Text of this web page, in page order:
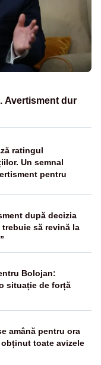
Avertisment dur
ratingul
Un semnal
pentru
după decizia
trebuie să revină la
Bolojan:
situație de forță
amână pentru ora
toate avizele